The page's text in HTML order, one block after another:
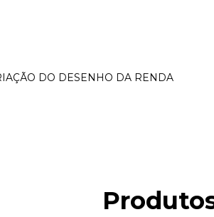
DO DESENHO DA RENDA